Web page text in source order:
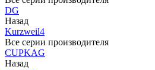
DG
Назад
Kurzweil4
Все серии производителя
CUPKAG
Назад